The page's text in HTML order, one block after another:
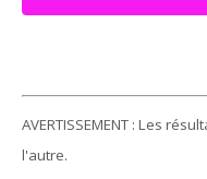
AVERTISSEMENT : Les
l'autre.